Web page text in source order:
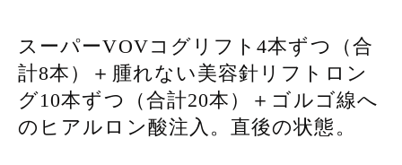
スーパーVOVコグリフト4本ずつ（合
計8本）＋腫れない美容針リフトロン
グ10本ずつ（合計20本）＋ゴルゴ線へ
のヒアルロン酸注入。直後の状態。